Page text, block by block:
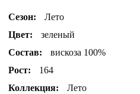
Сезон:
Лето
Цвет:
зеленый
Состав:
вискоза 100%
Рост:
164
Коллекция:
Лето